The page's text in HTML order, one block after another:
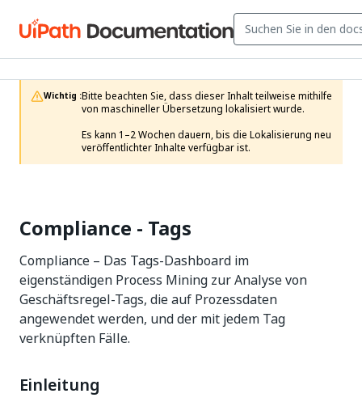
Wichtig :Bitte beachten Sie, dass dieser Inhalt teilweise mithilfe
von maschineller Übersetzung lokalisiert wurde.
Es kann 1–2 Wochen dauern, bis die Lokalisierung neu
veröffentlichter Inhalte verfügbar ist.
Compliance - Tags
Compliance – Das Tags-Dashboard im
eigenständigen Process Mining zur Analyse von
Geschäftsregel-Tags, die auf Prozessdaten
angewendet werden, und der mit jedem Tag
verknüpften Fälle.
Einleitung